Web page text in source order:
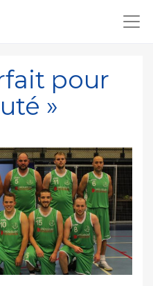
pour
»